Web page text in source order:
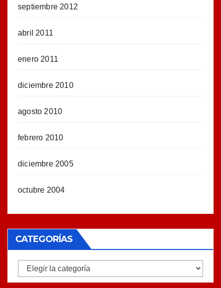
septiembre 2012
abril 2011
enero 2011
diciembre 2010
agosto 2010
febrero 2010
diciembre 2005
octubre 2004
CATEGORÍAS
Categorías